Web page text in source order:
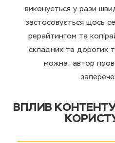
виконується у рази
застосовується щось
рерайтингом та
складних та дорогих
можна: автор
ВПЛИВ